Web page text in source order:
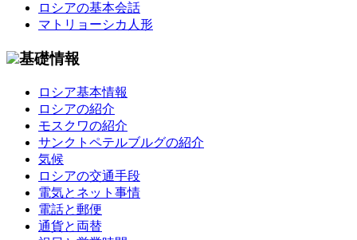
ロシアの基本会話
マトリョーシカ人形
基礎情報
ロシア基本情報
ロシアの紹介
モスクワの紹介
サンクトペテルブルグの紹介
気候
ロシアの交通手段
電気とネット事情
電話と郵便
通貨と両替